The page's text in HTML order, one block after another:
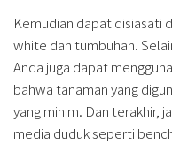
Kemudian dapat disiasati
white dan tumbuhan.
Anda juga dapat
bahwa tanaman yang
yang minim. Dan terakhir,
media duduk seperti